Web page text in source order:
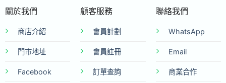
關於我們
商店介紹
門市地址
Facebook
顧客服務
會員計劃
會員註冊
訂單查詢
聯絡我們
WhatsApp
Email
商業合作